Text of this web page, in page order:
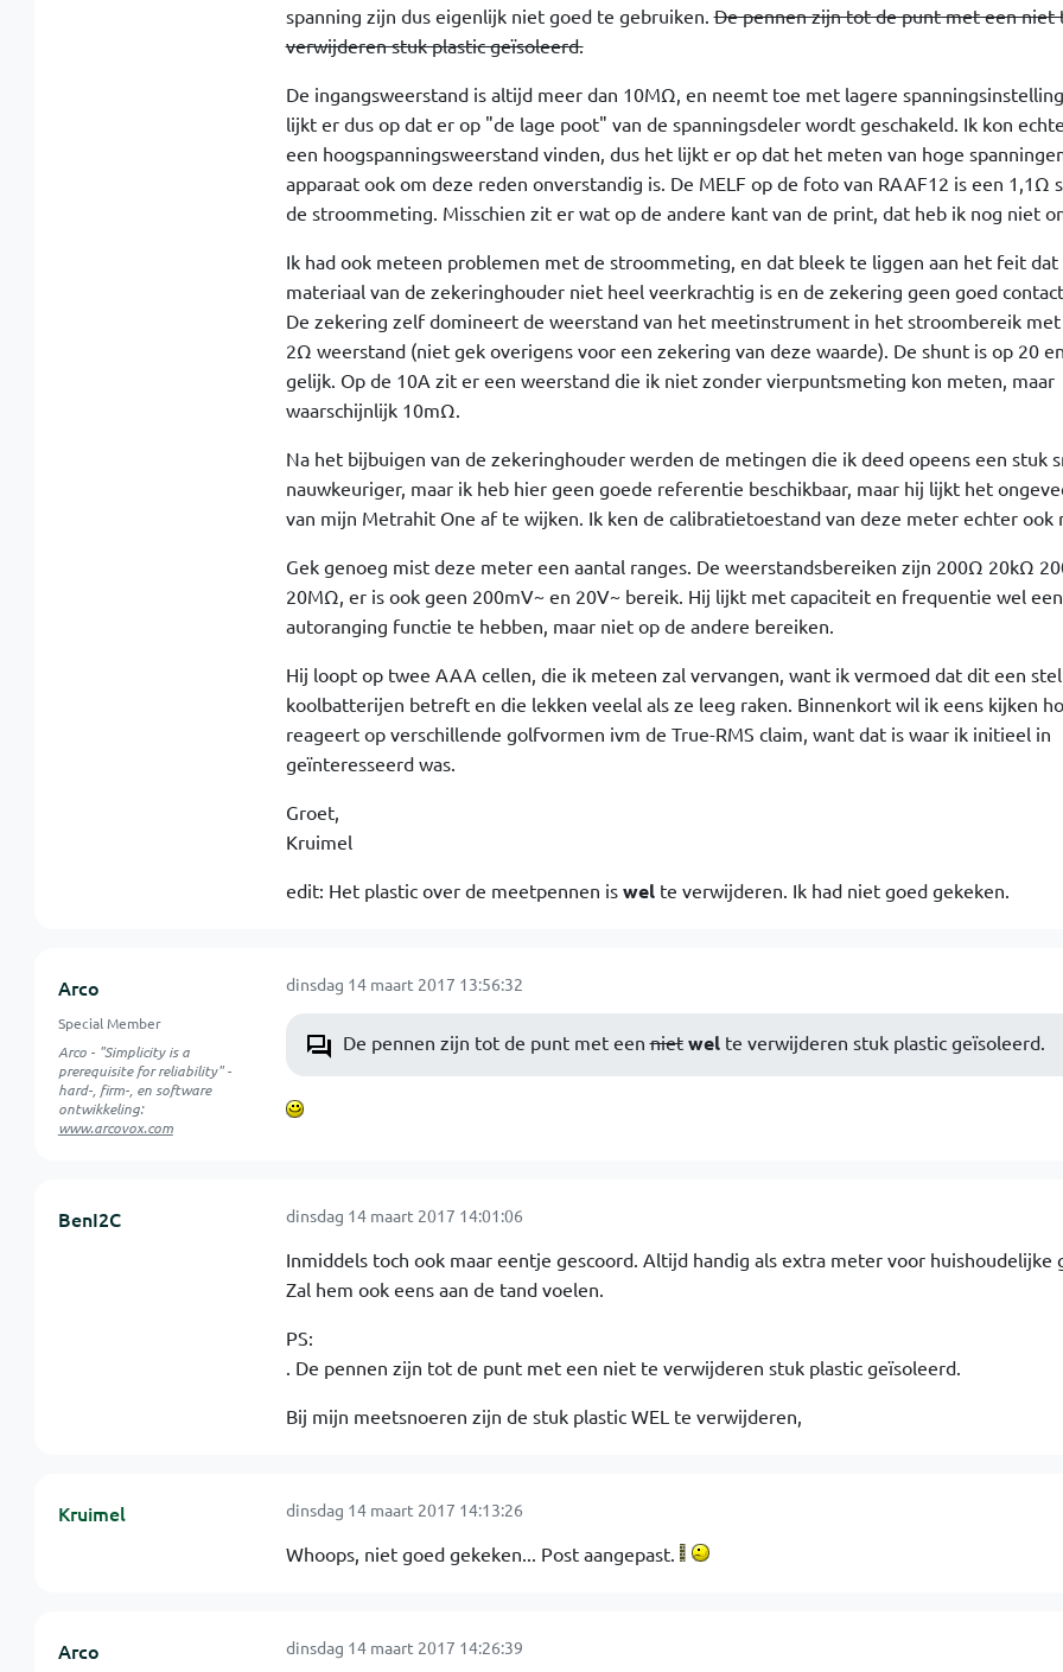
spanning zijn dus eigenlijk niet goed te gebruiken.De pennen zijn tot de punt met een niet
verwijderen stuk plastic geïsoleerd.
De ingangsweerstand is altijd meer dan 10MΩ, en neemt toe met lagere
lijkt er dus op dat er op "de lage poot" van de spanningsdeler wordt geschakeld. Ik kon
een hoogspanningsweerstand vinden, dus het lijkt er op dat het meten van hoge
apparaat ook om deze reden onverstandig is. De MELF op de foto van RAAF12 is een 1,1Ω
de stroommeting. Misschien zit er wat op de andere kant van de print, dat heb ik nog niet
Ik had ook meteen problemen met de stroommeting, en dat bleek te liggen aan het feit
materiaal van de zekeringhouder niet heel veerkrachtig is en de zekering geen goed
De zekering zelf domineert de weerstand van het meetinstrument in het stroombereik
2Ω weerstand (niet gek overigens voor een zekering van deze waarde). De shunt is op 20
gelijk. Op de 10A zit er een weerstand die ik niet zonder vierpuntsmeting kon meten, maar
waarschijnlijk 10mΩ.
Na het bijbuigen van de zekeringhouder werden de metingen die ik deed opeens een stuk
nauwkeuriger, maar ik heb hier geen goede referentie beschikbaar, maar hij lijkt het
van mijn Metrahit One af te wijken. Ik ken de calibratietoestand van deze meter echter ook
Gek genoeg mist deze meter een aantal ranges. De weerstandsbereiken zijn 200Ω 20kΩ
20MΩ, er is ook geen 200mV~ en 20V~ bereik. Hij lijkt met capaciteit en frequentie wel een
autoranging functie te hebben, maar niet op de andere bereiken.
Hij loopt op twee AAA cellen, die ik meteen zal vervangen, want ik vermoed dat dit een
koolbatterijen betreft en die lekken veelal als ze leeg raken. Binnenkort wil ik eens kijken
reageert op verschillende golfvormen ivm de True-RMS claim, want dat is waar ik initieel in
geïnteresseerd was.
Groet,
Kruimel
edit: Het plastic over de meetpennen is welte verwijderen. Ik had niet goed gekeken.
Arco
Special Member
Arco - "Simplicity is a
prerequisite for reliability" -
hard-, firm-, en software
ontwikkeling:
www.arcovox.com
dinsdag 14 maart 2017 13:56:32
De pennen zijn tot de punt met eenniet welte verwijderen stuk plastic geïsoleerd.
BenI2C dinsdag 14 maart 2017 14:01:06
Inmiddels toch ook maar eentje gescoord. Altijd handig als extra meter voor huishoudelijke
Zal hem ook eens aan de tand voelen.
PS:
. De pennen zijn tot de punt met een niet te verwijderen stuk plastic geïsoleerd.
Bij mijn meetsnoeren zijn de stuk plastic WEL te verwijderen,
Kruimel dinsdag 14 maart 2017 14:13:26
Whoops, niet goed gekeken... Post aangepast.
Arco dinsdag 14 maart 2017 14:26:39